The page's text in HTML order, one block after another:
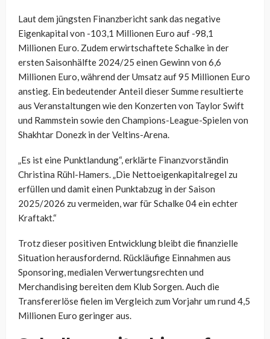
Laut dem jüngsten Finanzbericht sank das negative
Eigenkapital von -103,1 Millionen Euro auf -98,1
Millionen Euro. Zudem erwirtschaftete Schalke in der
ersten Saisonhälfte 2024/25 einen Gewinn von 6,6
Millionen Euro, während der Umsatz auf 95 Millionen Euro
anstieg. Ein bedeutender Anteil dieser Summe resultierte
aus Veranstaltungen wie den Konzerten von Taylor Swift
und Rammstein sowie den Champions-League-Spielen von
Shakhtar Donezk in der Veltins-Arena.
„Es ist eine Punktlandung“, erklärte Finanzvorständin
Christina Rühl-Hamers. „Die Nettoeigenkapitalregel zu
erfüllen und damit einen Punktabzug in der Saison
2025/2026 zu vermeiden, war für Schalke 04 ein echter
Kraftakt.“
Trotz dieser positiven Entwicklung bleibt die finanzielle
Situation herausfordernd. Rückläufige Einnahmen aus
Sponsoring, medialen Verwertungsrechten und
Merchandising bereiten dem Klub Sorgen. Auch die
Transfererlöse fielen im Vergleich zum Vorjahr um rund 4,5
Millionen Euro geringer aus.